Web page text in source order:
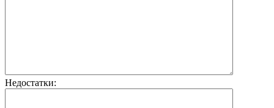
Недостатки: